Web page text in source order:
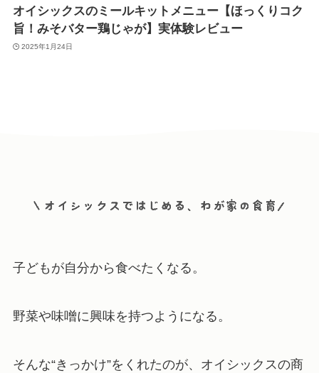
オイシックスのミールキットメニュー【ほっくりコク
旨！みそバター鶏じゃが】実体験レビュー
2025年1月24日
子どもが自分から食べたくなる。
野菜や味噌に興味を持つようになる。
そんな“きっかけ”をくれたのが、オイシックスの商